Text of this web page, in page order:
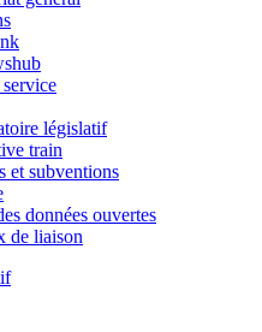
législatif
train
et subventions
données ouvertes
de liaison